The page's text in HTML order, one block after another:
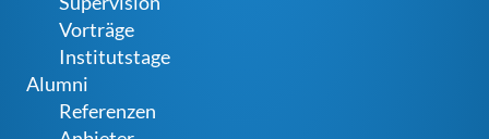
Vorträge
Institutstage
Alumni
Referenzen